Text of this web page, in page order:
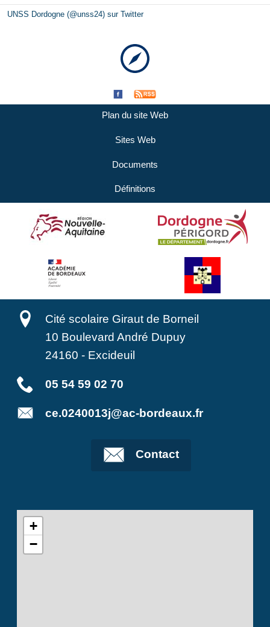
UNSS Dordogne (@unss24) sur Twitter
Plan du site Web
Sites Web
Documents
Définitions
Cité scolaire Giraut de Borneil
10 Boulevard André Dupuy
24160 - Excideuil
05 54 59 02 70
ce.0240013j@ac-bordeaux.fr
Contact
+
−